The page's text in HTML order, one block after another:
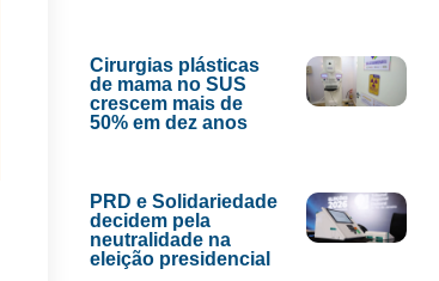
Cirurgias plásticas
de mama no SUS
crescem mais de
50% em dez anos
PRD e Solidariedade
decidem pela
neutralidade na
eleição presidencial